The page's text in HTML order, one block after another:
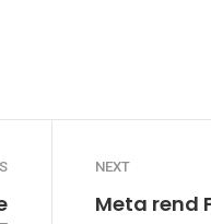
NEXT
Meta rend